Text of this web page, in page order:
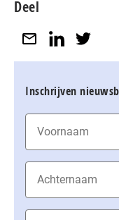
Deel
Inschrijven